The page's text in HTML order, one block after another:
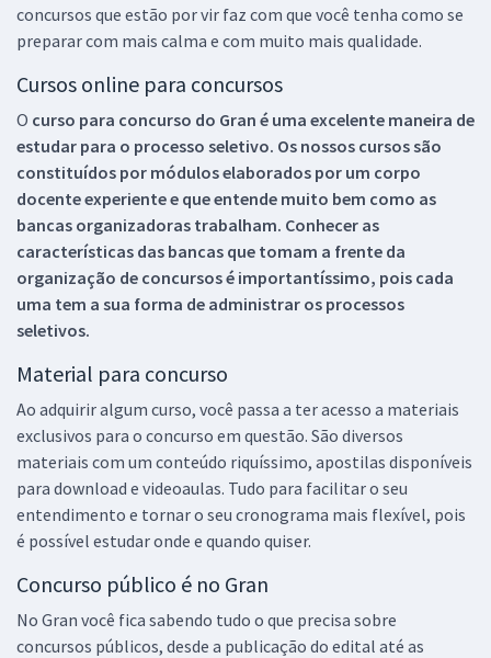
concursos que estão por vir faz com que você tenha como se
preparar com mais calma e com muito mais qualidade.
Cursos online para concursos
O curso para concurso do Gran é uma excelente maneira de
estudar para o processo seletivo. Os nossos cursos são
constituídos por módulos elaborados por um corpo
docente experiente e que entende muito bem como as
bancas organizadoras trabalham. Conhecer as
características das bancas que tomam a frente da
organização de concursos é importantíssimo, pois cada
uma tem a sua forma de administrar os processos
seletivos.
Material para concurso
Ao adquirir algum curso, você passa a ter acesso a materiais
exclusivos para o concurso em questão. São diversos
materiais com um conteúdo riquíssimo, apostilas disponíveis
para download e videoaulas. Tudo para facilitar o seu
entendimento e tornar o seu cronograma mais flexível, pois
é possível estudar onde e quando quiser.
Concurso público é no Gran
No Gran você fica sabendo tudo o que precisa sobre
concursos públicos, desde a publicação do edital até as